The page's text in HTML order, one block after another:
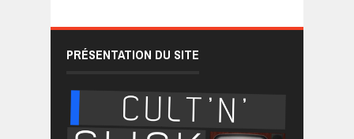
PRÉSENTATION DU SITE